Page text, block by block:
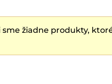
sme žiadne produkty,